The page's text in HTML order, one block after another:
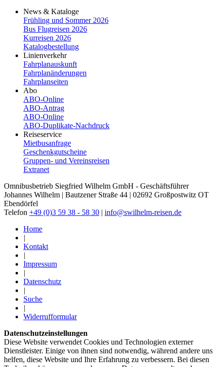
News & Kataloge
Frühling und Sommer 2026
Bus Flugreisen 2026
Kurreisen 2026
Katalogbestellung
Linienverkehr
Fahrplanauskunft
Fahrplanänderungen
Fahrplanseiten
Abo
ABO-Online
ABO-​Antrag
ABO-​Online
ABO-​Duplikate-​Nachdruck
Reiseservice
Mietbusanfrage
Geschenkgutscheine
Gruppen- und Vereinsreisen
Extranet
Omnibusbetrieb Siegfried Wilhelm GmbH - Geschäftsführer
Johannes Wilhelm | Bautzener Straße 44 | 02692 Großpostwitz OT
Ebendörfel
Telefon +49 (0)3 59 38 - 58 30 | info@swilhelm-reisen.de
Home
|
Kontakt
|
Impressum
|
Datenschutz
|
Suche
|
Widerrufformular
Datenschutzeinstellungen
Diese Website verwendet Cookies und Technologien externer
Dienstleister. Einige von ihnen sind notwendig, während andere uns
helfen, diese Website und Ihre Erfahrung zu verbessern. Bei diesen